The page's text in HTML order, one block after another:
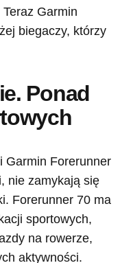
Garmin
biegaczy, którzy
Ponad
Garmin Forerunner
nie zamykają się
Forerunner 70 ma
sportowych,
na rowerze,
aktywności.